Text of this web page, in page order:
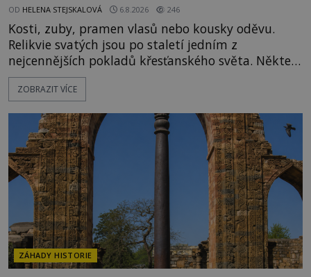
OD HELENA STEJSKALOVÁ 6.8.2026 246
Kosti, zuby, pramen vlasů nebo kousky oděvu.
Relikvie svatých jsou po staletí jedním z
nejcennějších pokladů křesťanského světa. Některé
mají pečlivě doloženou historii, jiné provází
záhady, krádeže i nečekané objevy. Jejich osudy
o skutečné historické události. Ve středověké
Evropě mají relikvie mimořádnou hodnotu. Nejsou
jen předmětem úcty
ZOBRAZIT VÍCE
ZÁHADY HISTORIE